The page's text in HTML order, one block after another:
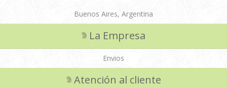
Buenos Aires, Argentina
La Empresa
Envios
Atención al cliente